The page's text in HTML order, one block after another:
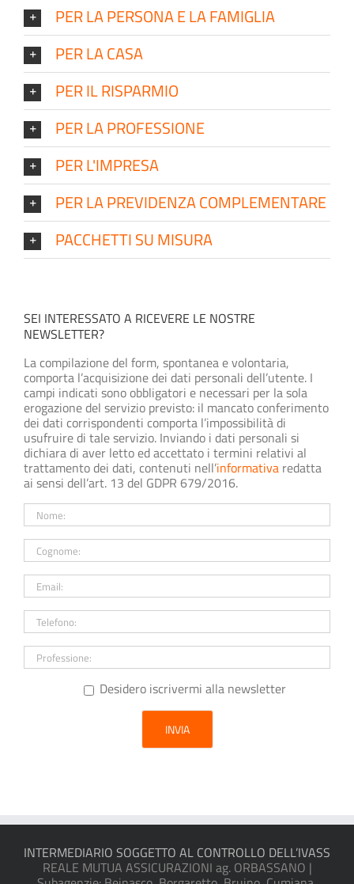
PER LA PERSONA E LA FAMIGLIA
PER LA CASA
PER IL RISPARMIO
PER LA PROFESSIONE
PER L'IMPRESA
PER LA PREVIDENZA COMPLEMENTARE
PACCHETTI SU MISURA
SEI INTERESSATO A RICEVERE LE NOSTRE
NEWSLETTER?
La compilazione del form, spontanea e volontaria,
comporta l’acquisizione dei dati personali dell’utente. I
campi indicati sono obbligatori e necessari per la sola
erogazione del servizio previsto: il mancato conferimento
dei dati corrispondenti comporta l’impossibilità di
usufruire di tale servizio. Inviando i dati personali si
dichiara di aver letto ed accettato i termini relativi al
trattamento dei dati, contenuti nell’informativa redatta
ai sensi dell’art. 13 del GDPR 679/2016.
Desidero iscrivermi alla newsletter
INTERMEDIARIO SOGGETTO AL CONTROLLO DELL’IVASS
REALE MUTUA ASSICURAZIONI ag. ORBASSANO |